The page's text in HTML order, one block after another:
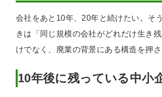
会社をあと10年、20年と続けたい。そ
きは「同じ規模の会社がどれだけ生き
けでなく、廃業の背景にある構造を押
10年後に残っている中小